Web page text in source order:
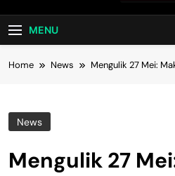
MENU
Home News Mengulik 27 Mei:
News
Mengulik 27